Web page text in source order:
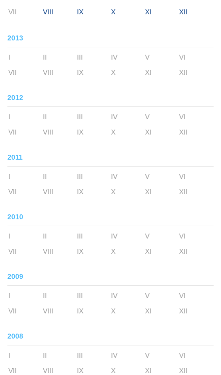
VII VIII IX X XI XII
2013
I II III IV V
VI
VII
VIII IX X XI XII
2012
I II III IV V
VI
VII
VIII IX X XI XII
2011
I II III IV V
VI
VII
VIII IX X XI XII
2010
I II III IV V
VI
VII
VIII IX X XI XII
2009
I II III IV V
VI
VII
VIII IX X XI XII
2008
I II III IV V
VI
VII
VIII IX X XI XII